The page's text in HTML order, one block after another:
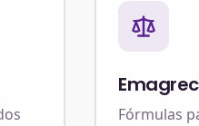
Fórmulas